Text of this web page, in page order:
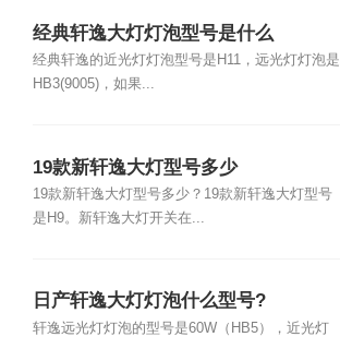
经典轩逸大灯灯泡型号是什么
经典轩逸的近光灯灯泡型号是H11，远光灯灯泡是
HB3(9005)，如果...
19款新轩逸大灯型号多少
19款新轩逸大灯型号多少？19款新轩逸大灯型号
是H9。新轩逸大灯开关在...
日产轩逸大灯灯泡什么型号?
轩逸远光灯灯泡的型号是60W（HB5），近光灯